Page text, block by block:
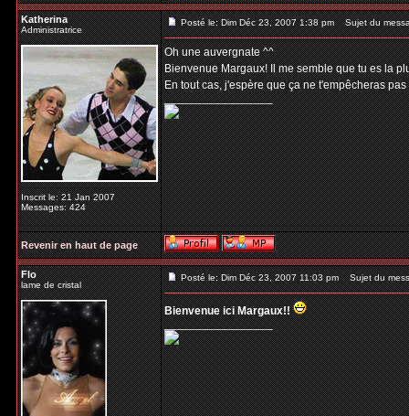
Katherina
Administratrice
Inscrit le: 21 Jan 2007
Messages: 424
Posté le: Dim Déc 23, 2007 1:38 pm Sujet du
Oh une auvergnate ^^
Bienvenue Margaux! Il me semble que tu es la
En tout cas, j'espère que ça ne t'empêcheras
_________________
Revenir en haut de page
Flo
lame de cristal
Posté le: Dim Déc 23, 2007 11:03 pm Sujet du
Bienvenue ici Margaux!!
_________________